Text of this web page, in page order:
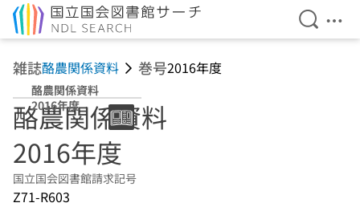
検索を
メ
雑誌酪農関係資料 巻号2016年度
酪農関係資料
2016年度
酪農関係資料
2016年度
国立国会図書館請求記号
Z71-R603